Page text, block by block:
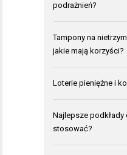
podrażnień?
Tampony na
jakie mają korzyści?
Loterie pieniężne i
Najlepsze podkłady
stosować?